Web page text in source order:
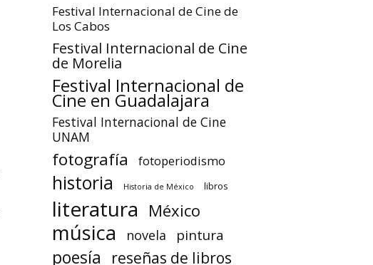
Festival Internacional de Cine de
Los Cabos
Festival Internacional de Cine
de Morelia
Festival Internacional de
Cine en Guadalajara
Festival Internacional de Cine
UNAM
fotografía fotoperiodismo
historia Historia de México libros
literatura México
música novela pintura
poesía reseñas de libros